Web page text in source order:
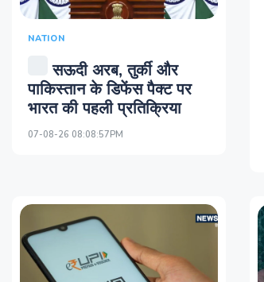
NATION
सऊदी अरब, तुर्की और
पाकिस्तान के डिफेंस पैक्ट पर
भारत की पहली प्रतिक्रिया
07-08-26 08:08:57PM